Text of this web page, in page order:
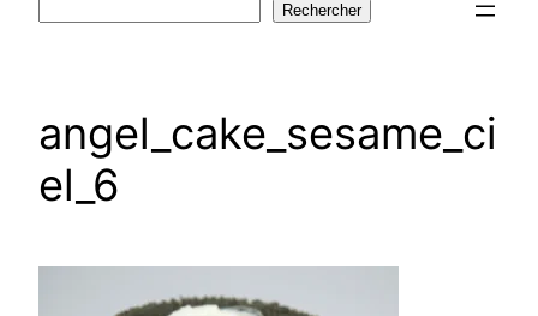
Rechercher
angel_cake_sesame_ci
el_6